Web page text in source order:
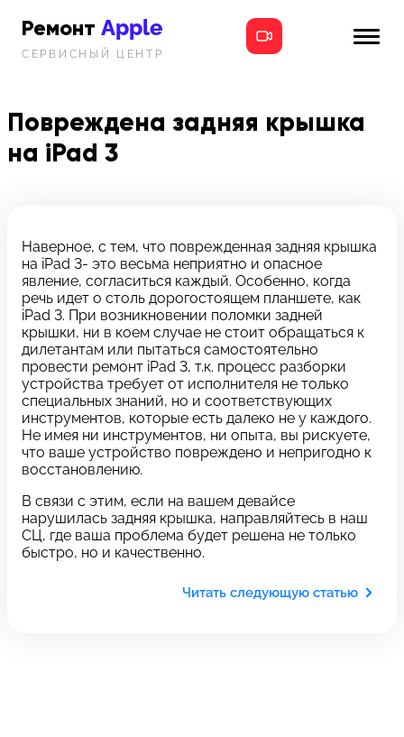
Ремонт Apple
СЕРВИСНЫЙ ЦЕНТР
iPad
MacBook
Новости
Телефон:
+7 (812) 409-39-75
Адрес:
8 Красноармейская, 18
Режим работы:
c 10:00 до 21:00
Связаться с нами
Повреждена задняя крышка
на iPad 3
Наверное, с тем, что поврежденная задняя крышка
на iPad 3- это весьма неприятно и опасное
явление, согласиться каждый. Особенно, когда
речь идет о столь дорогостоящем планшете, как
iPad 3. При возникновении поломки задней
крышки, ни в коем случае не стоит обращаться к
дилетантам или пытаться самостоятельно
провести ремонт iPad 3, т.к. процесс разборки
устройства требует от исполнителя не только
специальных знаний, но и соответствующих
инструментов, которые есть далеко не у каждого.
Не имея ни инструментов, ни опыта, вы рискуете,
что ваше устройство повреждено и непригодно к
восстановлению.
В связи с этим, если на вашем девайсе
нарушилась задняя крышка, направляйтесь в наш
СЦ, где ваша проблема будет решена не только
быстро, но и качественно.
Читать следующую статью
Задать вопрос
*бесплатно
Оставьте свой
отзыв